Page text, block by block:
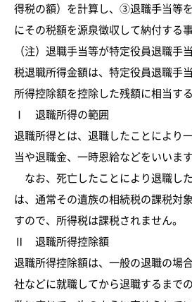
得税の額）を計算し、③退職手当等
にその税額を源泉徴収して納付する事
（注）退職手当等が特定役員退職手
税退職所得金額は、特定役員退職手
所得控除額を控除した残額に相当す
Ⅰ 退職所得の範囲
退職所得とは、退職したことにより
当や退職金、一時恩給などをいいます
なお、死亡したことにより退職し
は、通常その遺族の相続税の課税対
すので、所得税は課税されません。
Ⅱ 退職所得控除額
退職所得控除額は、一般の退職の場
社などに就職してから退職するまで